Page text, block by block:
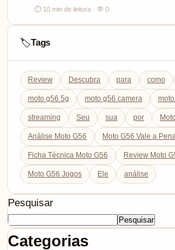
⏱ 10 min de leitura · 💬 0
🏷️Tags
Review Descubra para como
moto g56 5g moto g56 camera
streaming Seu sua por
Análise Moto G56 Moto G56 Vale a Pena
Ficha Técnica Moto G56 Review Moto
Moto G56 Jogos Ele análise
Pesquisar
Pesquisar
Categorias